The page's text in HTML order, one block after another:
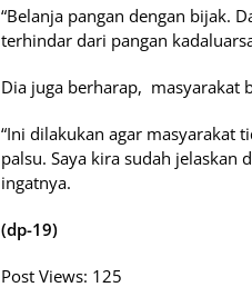
“Belanja pangan dengan bijak.
terhindar dari pangan
Dia juga berharap, masyarakat
“Ini dilakukan agar masyarakat
palsu. Saya kira sudah jelaskan
ingatnya.
(dp-19)
Post Views: 125